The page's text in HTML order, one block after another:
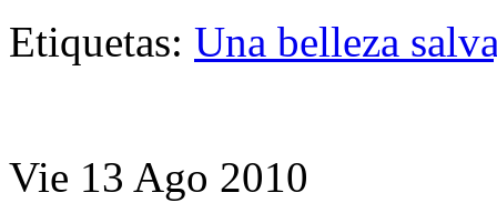
Etiquetas: Una belleza
Vie 13 Ago 2010